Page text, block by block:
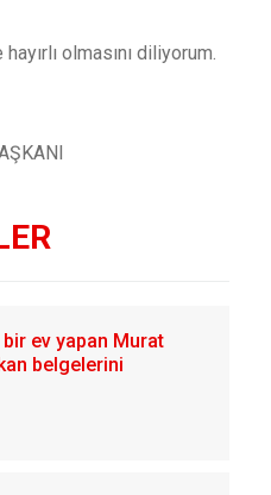
olmasını diliyorum.
bir ev yapan Murat
belgelerini